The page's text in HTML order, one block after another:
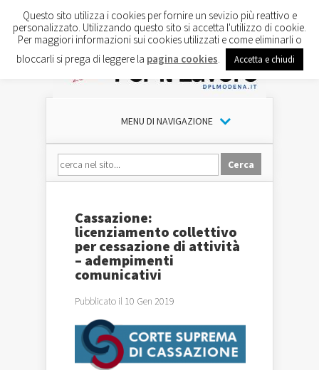
MENU DI NAVIGAZIONE
Cassazione:
licenziamento collettivo
per cessazione di attività
– adempimenti
comunicativi
Pubblicato il 10 Gen 2019
Questo sito utilizza i cookies per fornire un sevizio più reattivo e
personalizzato. Utilizzando questo sito si accetta l'utilizzo di cookie.
Per maggiori informazioni sui cookies utilizzati e come eliminarli o
bloccarli si prega di leggere la pagina cookies Accetta e chiudi